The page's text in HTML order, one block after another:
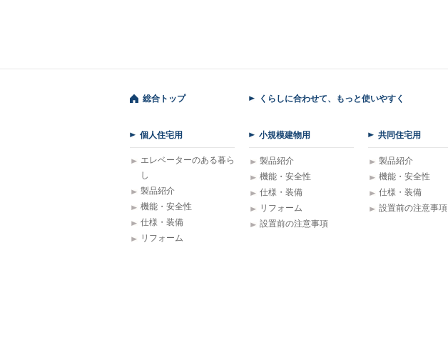
総合トップ
個人住宅用
エレベーターのある暮ら
し
製品紹介
機能・安全性
仕様・装備
リフォーム
くらしに合わせて、もっと使いやすく
小規模建物用
製品紹介
機能・安全性
仕様・装備
リフォーム
設置前の注意事項
共同住宅用
製品紹介
機能・安全性
仕様・装備
設置前の注意事項